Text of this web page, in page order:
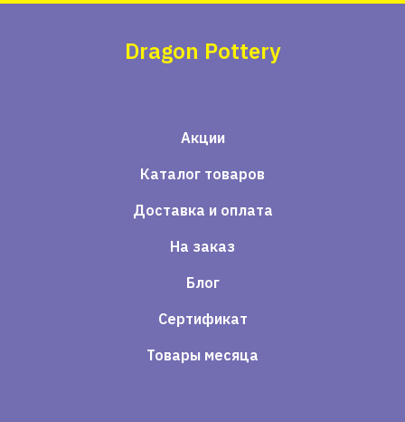
Dragon Pottery
Акции
Каталог товаров
Доставка и оплата
На заказ
Блог
Сертификат
Товары месяца